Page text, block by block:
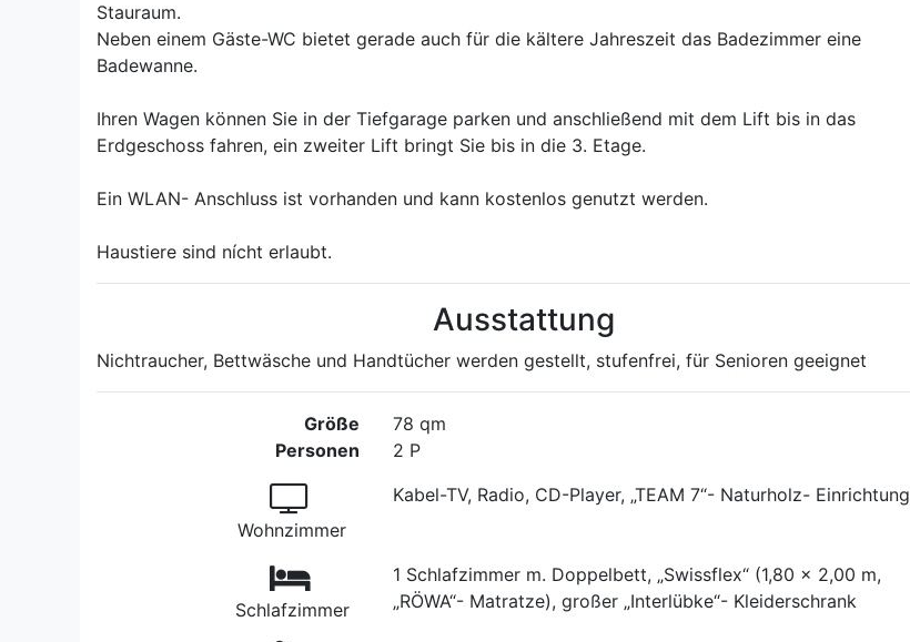
Stauraum.
Neben einem Gäste-WC bietet gerade auch für die kältere Jahreszeit das Badezimmer eine
Badewanne.
Ihren Wagen können Sie in der Tiefgarage parken und anschließend mit dem Lift bis in das
Erdgeschoss fahren, ein zweiter Lift bringt Sie bis in die 3. Etage.
Ein WLAN- Anschluss ist vorhanden und kann kostenlos genutzt werden.
Haustiere sind nícht erlaubt.
Ausstattung
Nichtraucher, Bettwäsche und Handtücher werden gestellt, stufenfrei, für Senioren geeignet
Größe
Personen
78 qm
2 P
Wohnzimmer
Kabel-TV, Radio, CD-Player, „TEAM 7“- Naturholz- Einrichtung
Schlafzimmer
1 Schlafzimmer m. Doppelbett, „Swissflex“ (1,80 x 2,00 m,
„RÖWA“- Matratze), großer „Interlübke“- Kleiderschrank